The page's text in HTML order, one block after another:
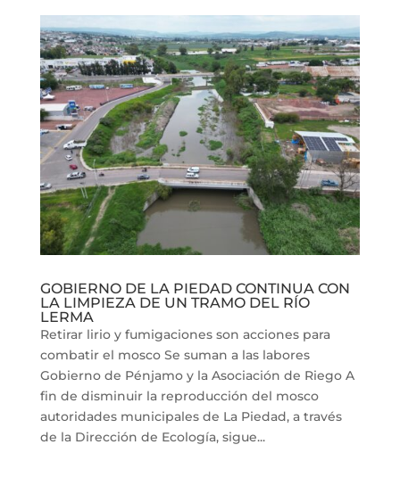
GOBIERNO DE LA PIEDAD CONTINUA CON
LA LIMPIEZA DE UN TRAMO DEL RÍO
LERMA
Retirar lirio y fumigaciones son acciones para
combatir el mosco Se suman a las labores
Gobierno de Pénjamo y la Asociación de Riego A
fin de disminuir la reproducción del mosco
autoridades municipales de La Piedad, a través
de la Dirección de Ecología, sigue...